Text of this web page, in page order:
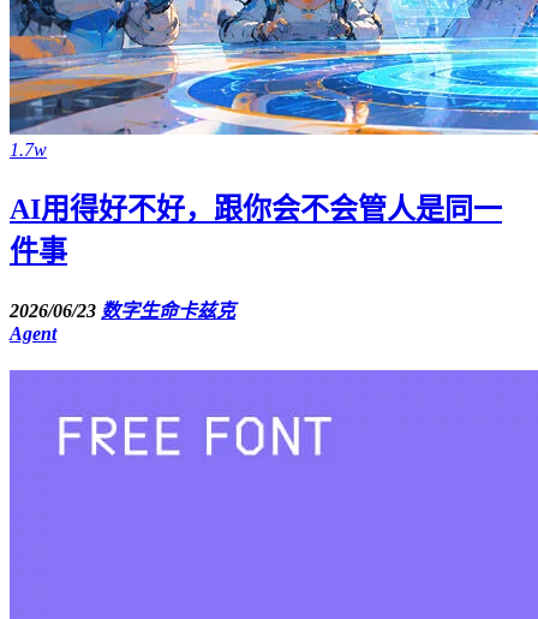
1.7w
AI用得好不好，跟你会不会管人是同一
件事
2026/06/23 数字生命卡兹克
Agent